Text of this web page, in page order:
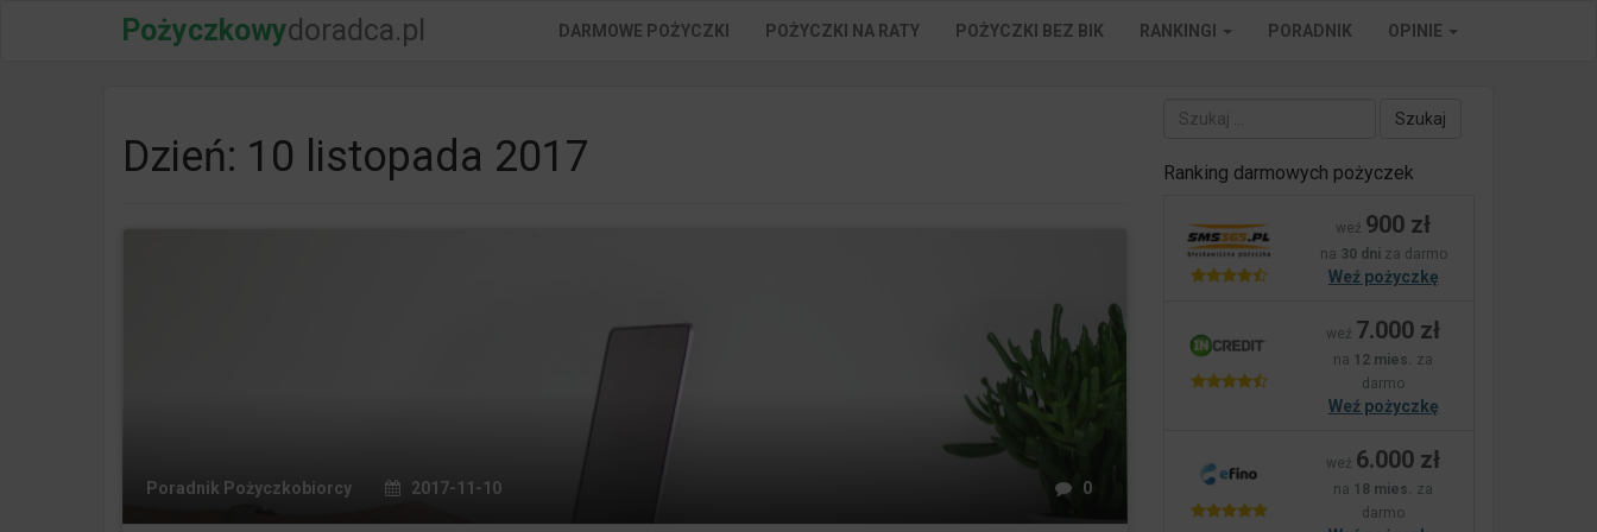
Pożyczkowydoradca.pl DARMOWE POŻYCZKI POŻYCZKI NA RATY POŻYCZKI BEZ BIK RANKINGI PORADNIK OPINIE
Dzień: 10 listopada 2017
Poradnik Pożyczkobiorcy 2017-11-10 0
Szukaj:
Ranking darmowych pożyczek
weź 900 zł
na 30 dniza darmo
Weź pożyczkę
weź 7.000 zł
na 12 mies. za
darmo
Weź pożyczkę
weź 6.000 zł
na 18 mies. za
darmo